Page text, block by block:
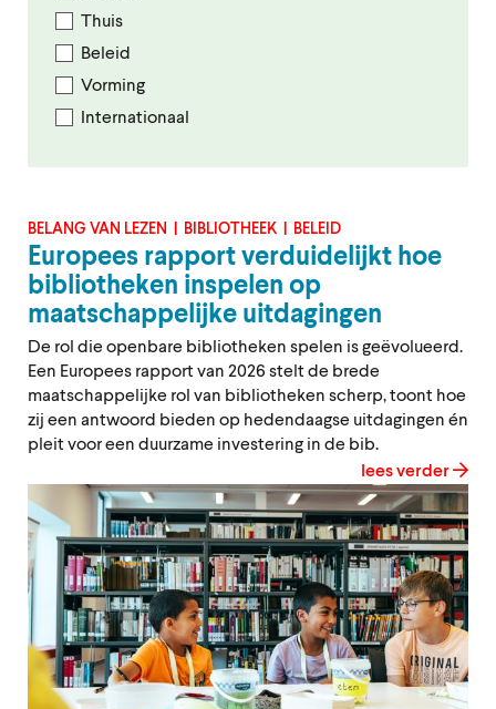
Thuis
Beleid
Vorming
Internationaal
BELANG VAN LEZEN BIBLIOTHEEK BELEID
Europees rapport verduidelijkt hoe
bibliotheken inspelen op
maatschappelijke uitdagingen
De rol die openbare bibliotheken spelen is geëvolueerd.
Een Europees rapport van 2026 stelt de brede
maatschappelijke rol van bibliotheken scherp, toont hoe
zij een antwoord bieden op hedendaagse uitdagingen én
pleit voor een duurzame investering in de bib.
lees verder